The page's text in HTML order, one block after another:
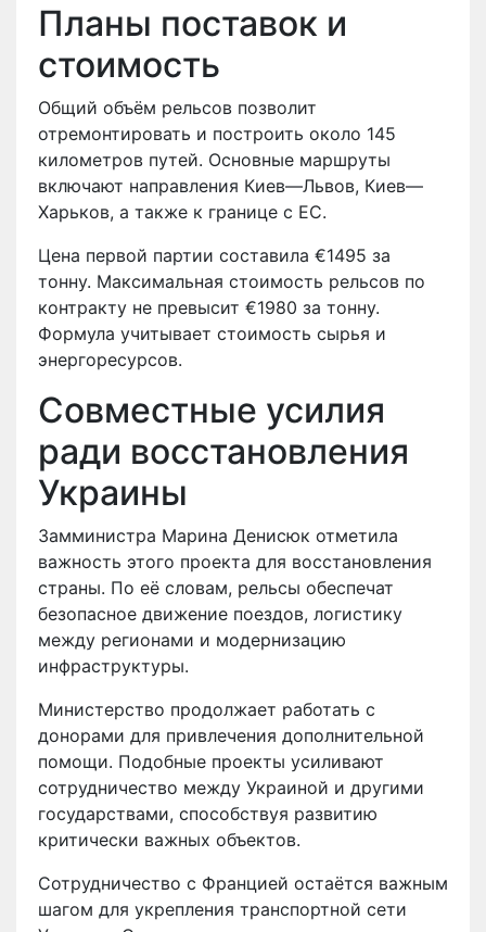
Планы поставок и
стоимость
Общий объём рельсов позволит
отремонтировать и построить около 145
километров путей. Основные маршруты
включают направления Киев—Львов, Киев—
Харьков, а также к границе с ЕС.
Цена первой партии составила €1495 за
тонну. Максимальная стоимость рельсов по
контракту не превысит €1980 за тонну.
Формула учитывает стоимость сырья и
энергоресурсов.
Совместные усилия
ради восстановления
Украины
Замминистра Марина Денисюк отметила
важность этого проекта для восстановления
страны. По её словам, рельсы обеспечат
безопасное движение поездов, логистику
между регионами и модернизацию
инфраструктуры.
Министерство продолжает работать с
донорами для привлечения дополнительной
помощи. Подобные проекты усиливают
сотрудничество между Украиной и другими
государствами, способствуя развитию
критически важных объектов.
Сотрудничество с Францией остаётся важным
шагом для укрепления транспортной сети